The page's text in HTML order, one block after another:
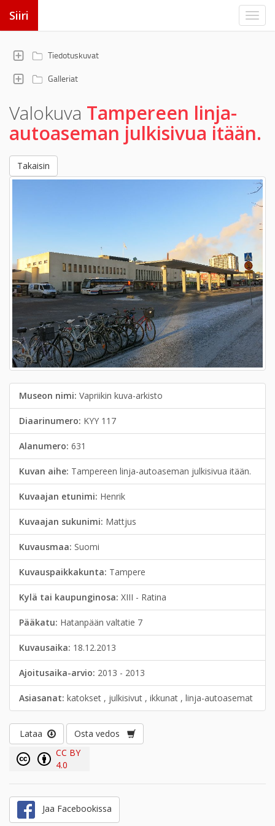
Siiri
Tiedotuskuvat
Galleriat
Valokuva Tampereen linja-
autoaseman julkisivua itään.
Takaisin
Museon nimi: Vapriikin kuva-arkisto
Diaarinumero: KYY 117
Alanumero: 631
Kuvan aihe: Tampereen linja-autoaseman julkisivua itään.
Kuvaajan etunimi: Henrik
Kuvaajan sukunimi: Mattjus
Kuvausmaa: Suomi
Kuvauspaikkakunta: Tampere
Kylä tai kaupunginosa: XIII - Ratina
Pääkatu: Hatanpään valtatie 7
Kuvausaika: 18.12.2013
Ajoitusaika-arvio: 2013 - 2013
Asiasanat: katokset , julkisivut , ikkunat , linja-autoasemat
Lataa
Osta vedos
CC BY
4.0
Jaa Facebookissa